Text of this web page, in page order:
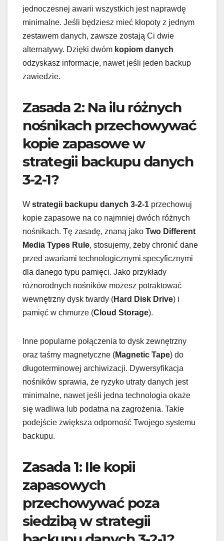
jednoczesnej awarii wszystkich jest naprawdę
minimalne. Jeśli będziesz mieć kłopoty z jednym
zestawem danych, zawsze zostają Ci dwie
alternatywy. Dzięki dwóm kopiom danych
odzyskasz informacje, nawet jeśli jeden backup
zawiedzie.
Zasada 2: Na ilu różnych
nośnikach przechowywać
kopie zapasowe w
strategii backupu danych
3-2-1?
W strategii backupu danych 3-2-1 przechowuj
kopie zapasowe na co najmniej dwóch różnych
nośnikach. Tę zasadę, znaną jako Two Different
Media Types Rule, stosujemy, żeby chronić dane
przed awariami technologicznymi specyficznymi
dla danego typu pamięci. Jako przykłady
różnorodnych nośników możesz potraktować
wewnętrzny dysk twardy (Hard Disk Drive) i
pamięć w chmurze (Cloud Storage).
Inne popularne połączenia to dysk zewnętrzny
oraz taśmy magnetyczne (Magnetic Tape) do
długoterminowej archiwizacji. Dywersyfikacja
nośników sprawia, że ryzyko utraty danych jest
minimalne, nawet jeśli jedna technologia okaże
się wadliwa lub podatna na zagrożenia. Takie
podejście zwiększa odporność Twojego systemu
backupu.
Zasada 1: Ile kopii
zapasowych
przechowywać poza
siedzibą w strategii